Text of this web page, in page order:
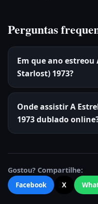
Perguntas
Em que ano estreou
Starlost) 1973?
Onde assistir A
1973 dublado
Gostou? Compartilhe:
Facebook
X